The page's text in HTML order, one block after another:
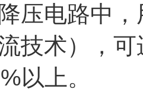
压电路中
流技术），
以上。